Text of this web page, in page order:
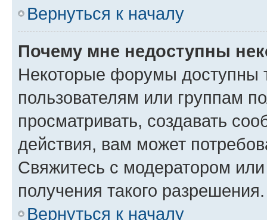
Вернуться к началу
Почему мне недоступны
Некоторые форумы доступны
пользователям или группам
просматривать, создавать
действия, вам может
Свяжитесь с модератором
получения такого разрешения.
Вернуться к началу